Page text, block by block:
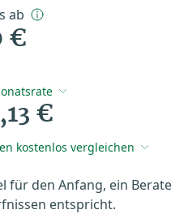
ab
€
€
kostenlos vergleichen
für den Anfang, ein
entspricht.